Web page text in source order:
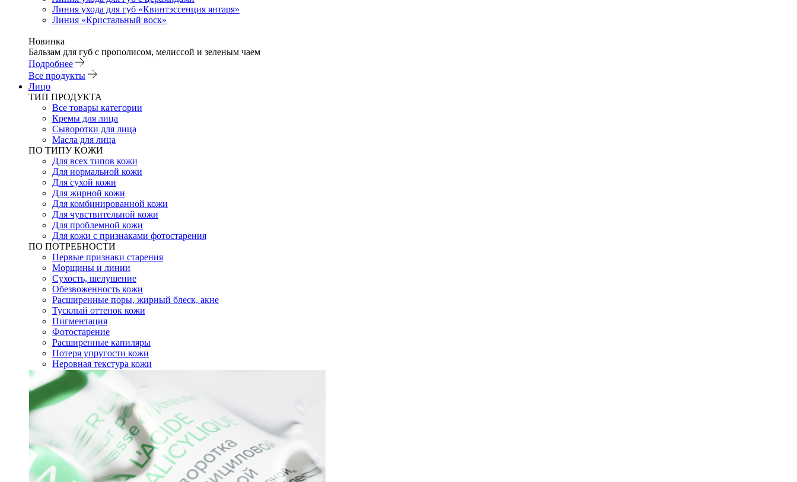
Линия ухода для губ «Квинтэссенция янтаря»
Линия «Кристальный воск»
Новинка
Бальзам для губ с прополисом, мелиссой и зеленым чаем
Подробнее
Все продукты
Лицо
ТИП ПРОДУКТА
Все товары категории
Кремы для лица
Сыворотки для лица
Масла для лица
ПО ТИПУ КОЖИ
Для всех типов кожи
Для нормальной кожи
Для сухой кожи
Для жирной кожи
Для комбинированной кожи
Для чувствительной кожи
Для проблемной кожи
Для кожи с признаками фотостарения
ПО ПОТРЕБНОСТИ
Первые признаки старения
Морщины и линии
Сухость, шелушение
Обезвоженность кожи
Расширенные поры, жирный блеск, акне
Тусклый оттенок кожи
Пигментация
Фотостарение
Расширенные капиляры
Потеря упругости кожи
Неровная текстура кожи